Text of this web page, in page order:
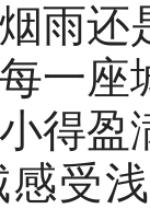
雨还
一座
得盈
受